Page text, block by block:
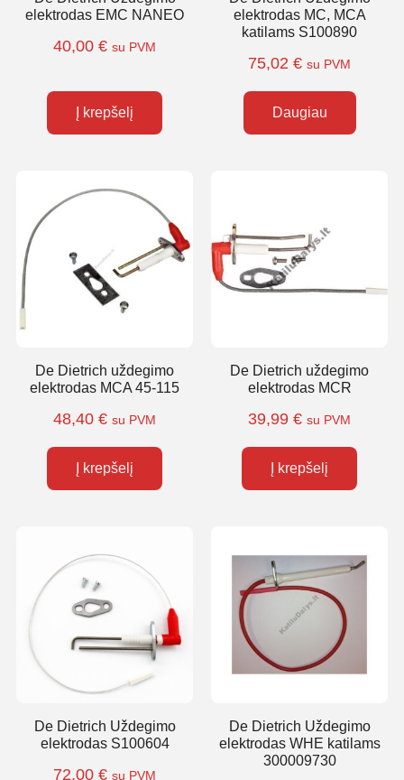
elektrodas EMC NANEO
40,00 € su PVM
Į krepšelį
elektrodas MC, MCA
katilams S100890
75,02 € su PVM
Daugiau
De Dietrich uždegimo
elektrodas MCA 45-115
48,40 € su PVM
Į krepšelį
De Dietrich uždegimo
elektrodas MCR
39,99 € su PVM
Į krepšelį
De Dietrich Uždegimo
elektrodas S100604
72,00 € su PVM
De Dietrich Uždegimo
elektrodas WHE katilams
300009730